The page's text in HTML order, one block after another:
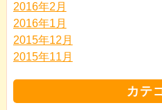
2016年2月
2016年1月
2015年12月
2015年11月
カテ